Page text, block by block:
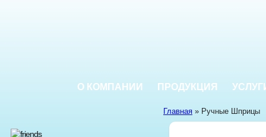
О КОМПАНИИ ПРОДУКЦИЯ
Главная » Ручные Шприцы